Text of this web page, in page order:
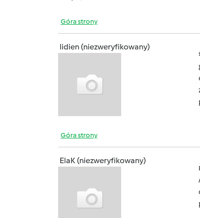
Góra strony
lidien (niezweryfikowany)
Góra strony
ElaK (niezweryfikowany)